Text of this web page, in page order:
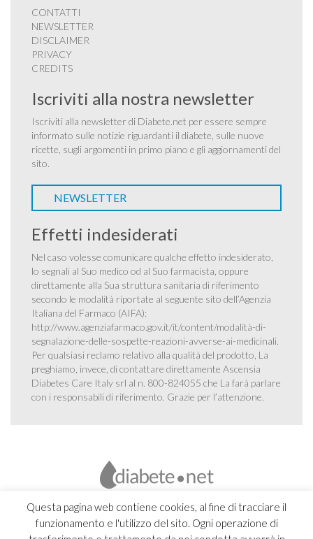
Questa pagina web contiene cookies, al fine di tracciare il
funzionamento e l'utilizzo del sito. Ogni operazione di
CONTATTI
NEWSLETTER
DISCLAIMER
PRIVACY
CREDITS
Iscriviti alla nostra newsletter
Iscriviti alla newsletter di Diabete.net per essere sempre
informato sulle notizie riguardanti il diabete, sulle nuove
ricette, sugli argomenti in primo piano e gli aggiornamenti del
sito.
NEWSLETTER
Effetti indesiderati
Nel caso volesse comunicare qualche effetto indesiderato,
lo segnali al Suo medico od al Suo farmacista, oppure
direttamente alla Sua struttura sanitaria di riferimento
secondo le modalità riportate al seguente sito dell’Agenzia
Italiana del Farmaco (AIFA):
http://www.agenziafarmaco.gov.it/it/content/modalità-di-
segnalazione-delle-sospette-reazioni-avverse-ai-medicinali.
Per qualsiasi reclamo relativo alla qualità del prodotto, La
preghiamo, invece, di contattare direttamente Ascensia
Diabetes Care Italy srl al n. 800-824055 che La farà parlare
con i responsabili di riferimento. Grazie per l’attenzione.